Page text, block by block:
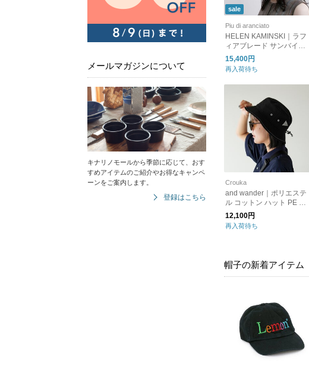
メールマガジンについて
キナリノモールから季節に応じて、おす
すめアイテムのご紹介やお得なキャンペ
ーンをご案内します。
登録はこちら
sale
Piu di aranciato
HELEN KAMINSKI｜ラフ
ィアブレード サンバイザ
ー Kenna Raffia Braid Vis
or kenna
15,400円
再入荷待ち
Crouka
and wander｜ポリエステ
ル コットン ハット PE CO
hat 帽子 ユニセックス メ
ンズ5744986232 アンド
ワンダー
12,100円
再入荷待ち
帽子の新着アイテム